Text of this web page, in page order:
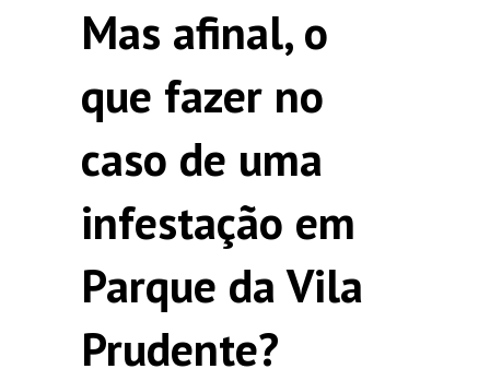
Mas afinal, o
que fazer no
caso de uma
infestação em
Parque da Vila
Prudente?